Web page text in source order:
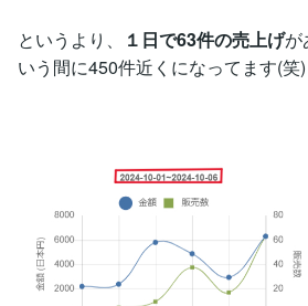
というより、 １日で63件の売上げが
いう間に450件近くになってます(笑)